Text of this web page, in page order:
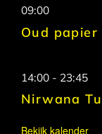
09:00
Oud papier
14:00 - 23:45
Nirwana
Bekijk kalender